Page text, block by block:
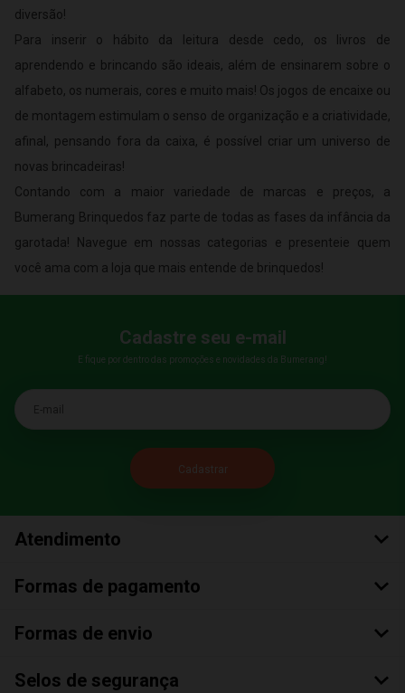
diversão!
Para inserir o hábito da leitura desde cedo, os livros de
aprendendo e brincando são ideais, além de ensinarem sobre o
alfabeto, os numerais, cores e muito mais! Os jogos de encaixe ou
de montagem estimulam o senso de organização e a criatividade,
afinal, pensando fora da caixa, é possível criar um universo de
novas brincadeiras!
Contando com a maior variedade de marcas e preços, a
Bumerang Brinquedos faz parte de todas as fases da infância da
garotada! Navegue em nossas categorias e presenteie quem
você ama com a loja que mais entende de brinquedos!
Cadastre seu e-mail
E fique por dentro das promoções e novidades da Bumerang!
E-mail
Atendimento
Formas de pagamento
Formas de envio
Selos de segurança